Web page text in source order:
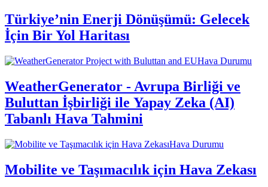
Türkiye’nin Enerji Dönüşümü: Gelecek
İçin Bir Yol Haritası
Hava Durumu
WeatherGenerator - Avrupa Birliği ve
Buluttan İşbirliği ile Yapay Zeka (AI)
Tabanlı Hava Tahmini
Hava Durumu
Mobilite ve Taşımacılık için Hava Zekası